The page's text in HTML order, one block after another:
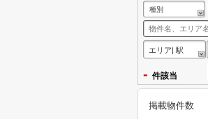
種別
エリア| 駅
- 件該当
掲載物件数